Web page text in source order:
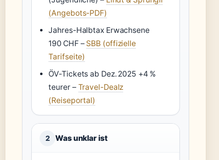
(Angebots-PDF)
Jahres-Halbtax Erwachsene
190 CHF – SBB (offizielle
Tarifseite)
ÖV-Tickets ab Dez. 2025 +4 %
teurer – Travel-Dealz
(Reiseportal)
2 Was unklar ist